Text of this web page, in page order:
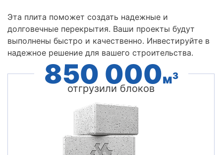
Эта плита поможет создать надежные и
долговечные перекрытия. Ваши проекты будут
выполнены быстро и качественно. Инвестируйте в
надежное решение для вашего строительства.
850 000м3
отгрузили блоков